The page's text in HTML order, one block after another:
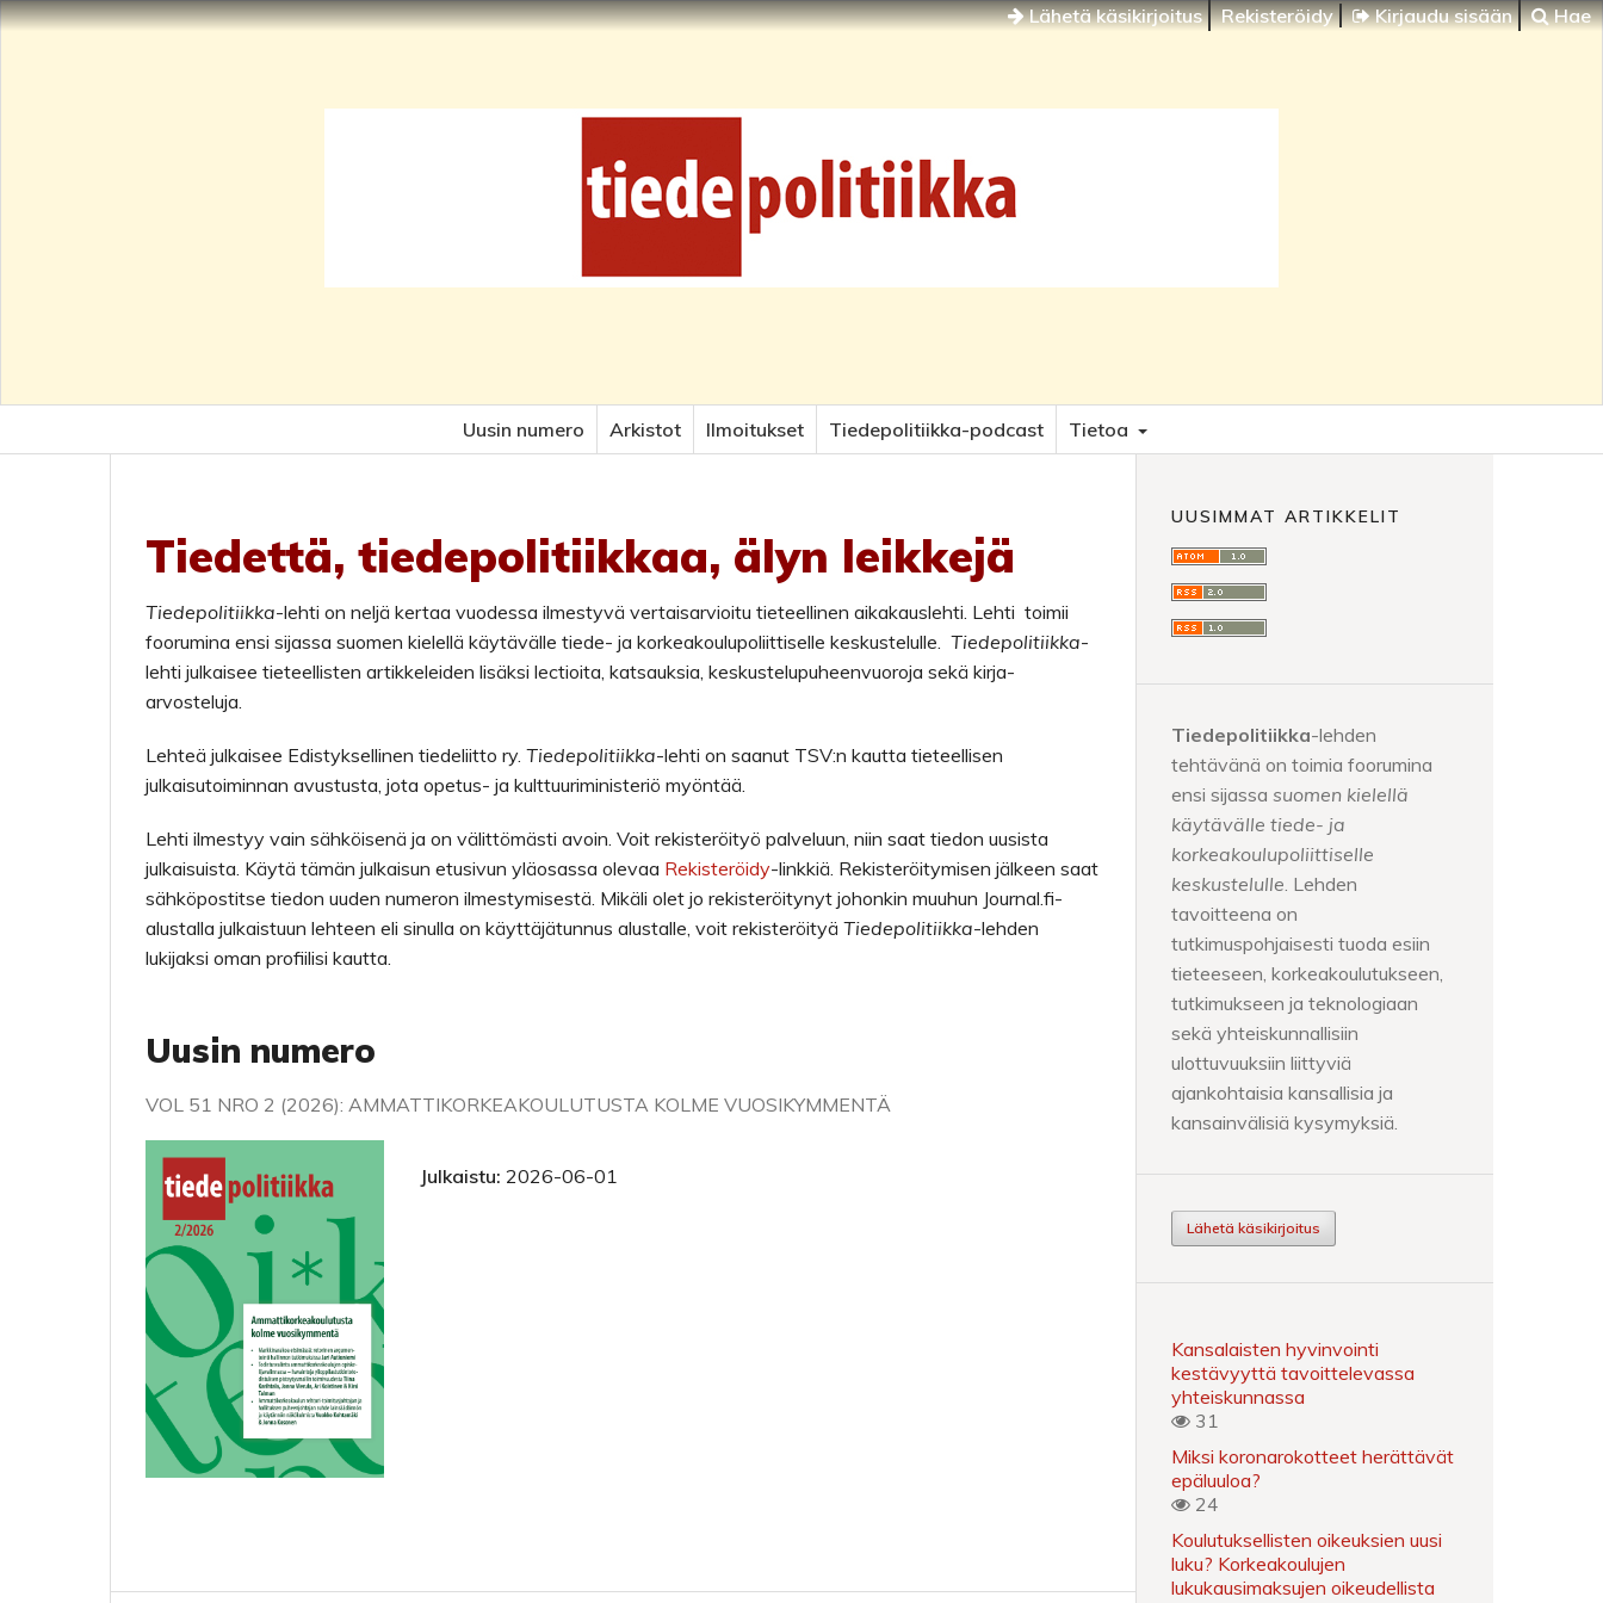
Lähetä käsikirjoitus Rekisteröidy Kirjaudu sisään Hae
Uusin numero Arkistot Ilmoitukset Tiedepolitiikka-podcast Tietoa
Tiedettä, tiedepolitiikkaa, älyn leikkejä
Tiedepolitiikka-lehti on neljä kertaa vuodessa ilmestyvä vertaisarvioitu tieteellinen aikakauslehti. Lehti toimii
foorumina ensi sijassa suomen kielellä käytävälle tiede- ja korkeakoulupoliittiselle keskustelulle. Tiedepolitiikka-
lehti julkaisee tieteellisten artikkeleiden lisäksi lectioita, katsauksia, keskustelupuheenvuoroja sekä kirja-
arvosteluja.
Lehteä julkaisee Edistyksellinen tiedeliitto ry. Tiedepolitiikka-lehti on saanut TSV:n kautta tieteellisen
julkaisutoiminnan avustusta, jota opetus- ja kulttuuriministeriö myöntää.
Lehti ilmestyy vain sähköisenä ja on välittömästi avoin. Voit rekisteröityö palveluun, niin saat tiedon uusista
julkaisuista. Käytä tämän julkaisun etusivun yläosassa olevaa Rekisteröidy-linkkiä. Rekisteröitymisen jälkeen saat
sähköpostitse tiedon uuden numeron ilmestymisestä. Mikäli olet jo rekisteröitynyt johonkin muuhun Journal.fi-
alustalla julkaistuun lehteen eli sinulla on käyttäjätunnus alustalle, voit rekisteröityä Tiedepolitiikka-lehden
lukijaksi oman profiilisi kautta.
Uusin numero
VOL 51 NRO 2 (2026): AMMATTIKORKEAKOULUTUSTA KOLME VUOSIKYMMENTÄ
Julkaistu: 2026-06-01
UUSIMMAT ARTIKKELIT
Tiedepolitiikka-lehden
tehtävänä on toimia foorumina
ensi sijassa suomen kielellä
käytävälle tiede- ja
korkeakoulupoliittiselle
keskustelulle . Lehden
tavoitteena on
tutkimuspohjaisesti tuoda esiin
tieteeseen, korkeakoulutukseen,
tutkimukseen ja teknologiaan
sekä yhteiskunnallisiin
ulottuvuuksiin liittyviä
ajankohtaisia kansallisia ja
kansainvälisiä kysymyksiä.
Lähetä käsikirjoitus
Kansalaisten hyvinvointi
kestävyyttä tavoittelevassa
yhteiskunnassa
31
Miksi koronarokotteet herättävät
epäluuloa?
24
Koulutuksellisten oikeuksien uusi
luku? Korkeakoulujen
lukukausimaksujen oikeudellista